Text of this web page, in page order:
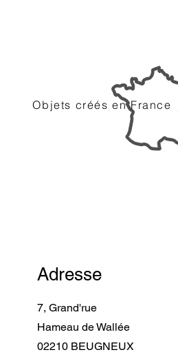
Objets créés en France
Adresse
7, Grand'rue
Hameau de Wallée
02210 BEUGNEUX